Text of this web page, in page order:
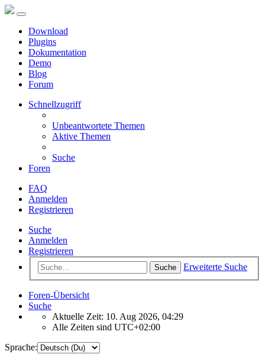
Download
Plugins
Dokumentation
Demo
Blog
Forum
Schnellzugriff
Unbeantwortete Themen
Aktive Themen
Suche
Foren
FAQ
Anmelden
Registrieren
Suche
Anmelden
Registrieren
Suche Erweiterte Suche
Foren-Übersicht
Suche
Aktuelle Zeit: 10. Aug 2026, 04:29
Alle Zeiten sind UTC+02:00
Sprache: